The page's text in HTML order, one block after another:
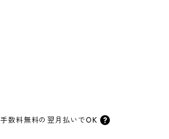
手数料無料の 翌月払いでOK